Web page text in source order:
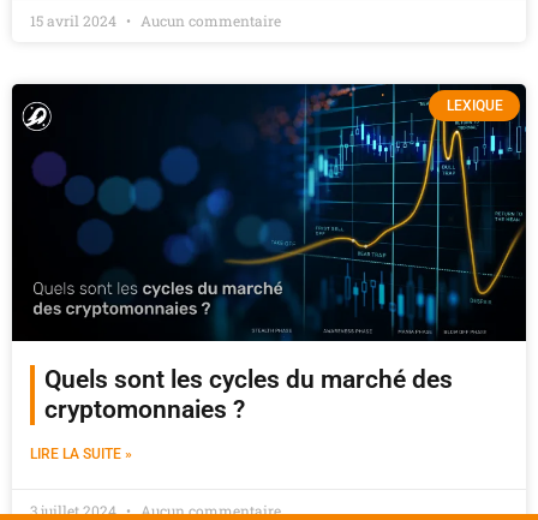
15 avril 2024 Aucun commentaire
LEXIQUE
Quels sont les cycles du marché des
cryptomonnaies ?
LIRE LA SUITE »
3 juillet 2024 Aucun commentaire